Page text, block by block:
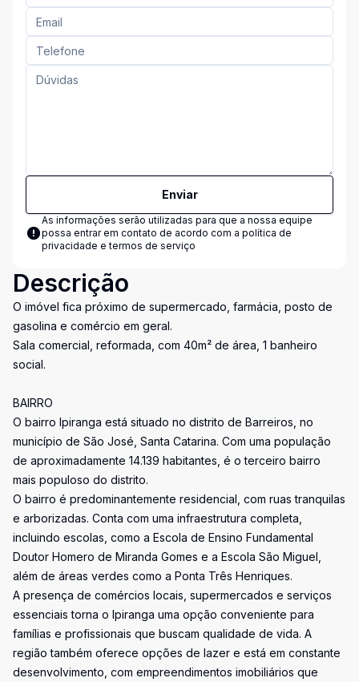
Enviar
As informações serão utilizadas para que a nossa equipe
possa entrar em contato de acordo com a política de
privacidade e termos de serviço
Descrição
O imóvel fica próximo de supermercado, farmácia, posto de
gasolina e comércio em geral.
Sala comercial, reformada, com 40m² de área, 1 banheiro
social.
BAIRRO
O bairro Ipiranga está situado no distrito de Barreiros, no
município de São José, Santa Catarina. Com uma população
de aproximadamente 14.139 habitantes, é o terceiro bairro
mais populoso do distrito.
O bairro é predominantemente residencial, com ruas tranquilas
e arborizadas. Conta com uma infraestrutura completa,
incluindo escolas, como a Escola de Ensino Fundamental
Doutor Homero de Miranda Gomes e a Escola São Miguel,
além de áreas verdes como a Ponta Três Henriques.
A presença de comércios locais, supermercados e serviços
essenciais torna o Ipiranga uma opção conveniente para
famílias e profissionais que buscam qualidade de vida. A
região também oferece opções de lazer e está em constante
desenvolvimento, com empreendimentos imobiliários que